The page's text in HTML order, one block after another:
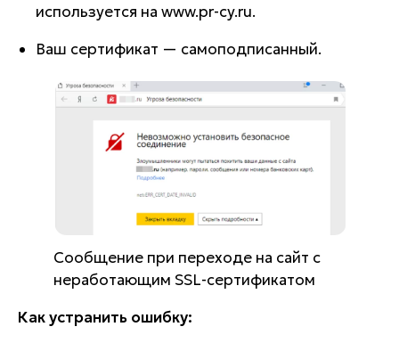
используется на www.pr-cy.ru.
Ваш сертификат — самоподписанный.
Сообщение при переходе на сайт с
неработающим SSL-сертификатом
Как устранить ошибку: